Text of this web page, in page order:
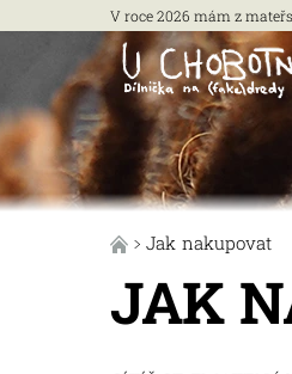
V roce 2026 mám z
Jak nakupovat
JAK